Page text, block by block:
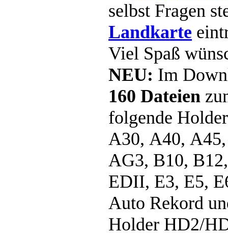
Landkarte
Viel Spaß
NEU: Im
160 Dateien
folgende
A30, A40,
AG3, B10,
EDII, E3, E5,
Auto Rekord
Holder HD2/